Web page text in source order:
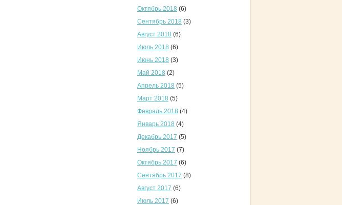
Октябрь 2018 (6)
Сентябрь 2018 (3)
Август 2018 (6)
Июль 2018 (6)
Июнь 2018 (3)
Май 2018 (2)
Апрель 2018 (5)
Март 2018 (5)
Февраль 2018 (4)
Январь 2018 (4)
Декабрь 2017 (5)
Ноябрь 2017 (7)
Октябрь 2017 (6)
Сентябрь 2017 (8)
Август 2017 (6)
Июль 2017 (6)